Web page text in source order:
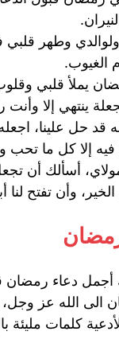
ولوالدي وطهر
الغيوب.
يملأ قلبي
ينتهي إلا
قد حل علينا، اجعله
فيه إلا كل ما
أسألك أن
وأن تفتح لنا
أجمل دعاء رمضان
الله عز وجل،
كلمات مليئة